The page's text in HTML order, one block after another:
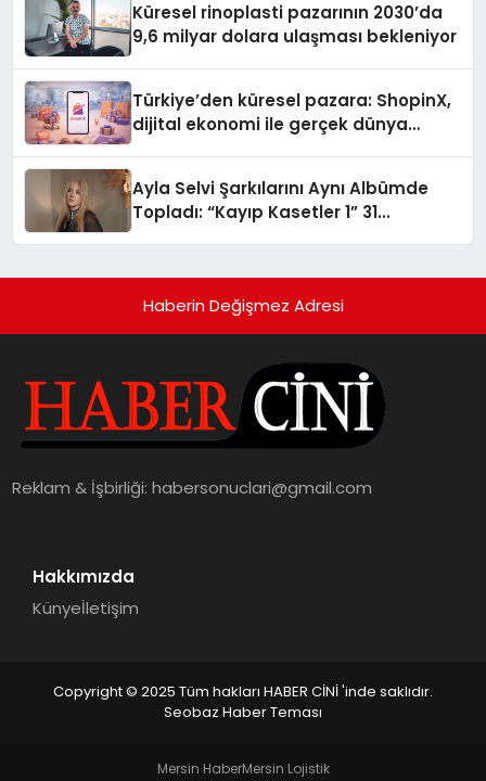
Küresel rinoplasti pazarının 2030’da
9,6 milyar dolara ulaşması bekleniyor
Türkiye’den küresel pazara: ShopinX,
dijital ekonomi ile gerçek dünya
Ayla Selvi Şarkılarını Aynı Albümde
Topladı: “Kayıp Kasetler 1” 31
Haberin Değişmez Adresi
Reklam & İşbirliği:habersonuclari@gmail.com
Hakkımızda
Künyeİletişim
Copyright © 2025 Tüm hakları HABER CİNİ 'inde saklıdır.
Seobaz Haber Teması
Mersin HaberMersin Lojistik